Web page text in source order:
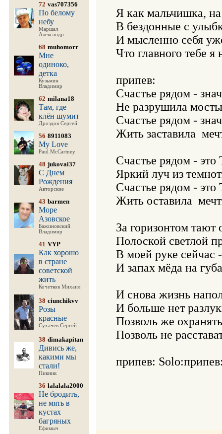
72 vas707356
По белому
небу
Маршал
Александр
68 muhomorr
Мне
одиноко,
детка
Кузьмин
Владимир
62 milana18
Там, где
клён шумит
Дроздов Сергей
56 8911083
My Love
Paul McCartney
48 jukovai37
С Днем
Рождения
Авторские
43 barmen
Море
Азовское
Бажиновский
Владимир
41 VYP
Как хорошо
в стране
советской
жить
Кочетков Михаил
38 ciunchikvv
Розы
красные
Сухачев Сергей
38 dimakapitan
Дивись же,
какими мы
стали!
Пикник
36 lalalala2000
Не бродить,
не мять в
кустах
багряных
Ефимыч
Я как мальчишка,
В бездонные с
И мысленно себя
Что главного тебе я
припев:
Счастье рядом -
Не разрушила
Счастье рядом -
Жить заставила
Счастье рядом -
Яркий луч из
Счастье рядом -
Жить оставила
За горизонтом тают
Полоской светлой
В моей руке сейчас
И запах мёда на
И снова жизнь
И больше нет
Позволь же
Позволь не
припев: